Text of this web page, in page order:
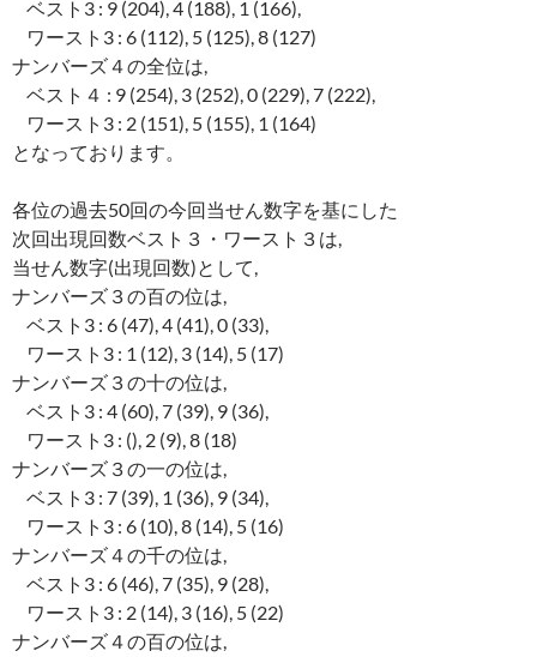
ベスト3 : 9 (204), 4 (188), 1 (166),
ワースト3 : 6 (112), 5 (125), 8 (127)
ナンバーズ４の全位は,
ベスト４ : 9 (254), 3 (252), 0 (229), 7 (222),
ワースト3 : 2 (151), 5 (155), 1 (164)
となっております。
各位の過去50回の今回当せん数字を基にした
次回出現回数ベスト３・ワースト３は,
当せん数字(出現回数)として,
ナンバーズ３の百の位は,
ベスト3 : 6 (47), 4 (41), 0 (33),
ワースト3 : 1 (12), 3 (14), 5 (17)
ナンバーズ３の十の位は,
ベスト3 : 4 (60), 7 (39), 9 (36),
ワースト3 : (), 2 (9), 8 (18)
ナンバーズ３の一の位は,
ベスト3 : 7 (39), 1 (36), 9 (34),
ワースト3 : 6 (10), 8 (14), 5 (16)
ナンバーズ４の千の位は,
ベスト3 : 6 (46), 7 (35), 9 (28),
ワースト3 : 2 (14), 3 (16), 5 (22)
ナンバーズ４の百の位は,